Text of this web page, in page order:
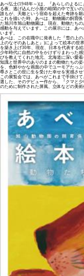
あべ弘士(1948年～)は、『あらしのよる
る夜、逃げ込んだ小屋の暗闇の中で互い
誰もが、天敵という宿命を超えた奇跡を願
これを描いた時、あべは、動物園の飼育
た旭川市旭山動物園は、現在、動物たち
感動を与えています。この展示には、あ
います。
あべは、この在職中に発表した『雪の上
上のなぞのあしあと』)によって絵本の世
を築き上げ30年、現在、日本を代表する
少年時代に自然の中をかけずりまわった
びを教えてくれた地元、北海道に深い愛
知識と世界中のありのままの動物たちの
を、色鮮やかな画面の中でユーモアたっ
尊さとこの世に生を受けた幸せを実感させ
この展覧会では、あべがこれまで手掛け
選した、そのデビュー作から、『クマと
のために制作された屏風、立体などの美